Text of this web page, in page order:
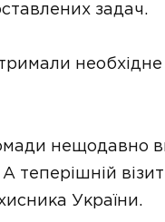
задач.
нещодавно
теперішній
України.